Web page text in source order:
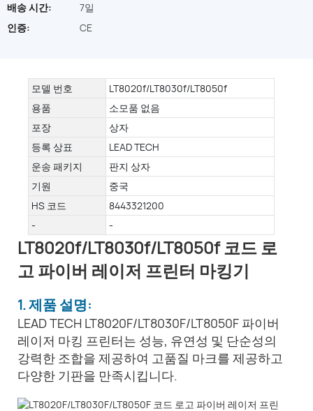
배송 시간:
7일
인증:
CE
모델 번호
LT8020f/LT8030f/LT8050f
용품
소모품 없음
포장
상자
등록 상표
LEAD TECH
운송 패키지
판지 상자
기원
중국
HS 코드
8443321200
-
-
LT8020f/LT8030f/LT8050f 코드 로
고 파이버 레이저 프린터 마킹기
1. 제품 설명:
LEAD TECH LT8020F/LT8030F/LT8050F 파이버
레이저 마킹 프린터는 성능, 유연성 및 단순성의
강력한 조합을 제공하여 고품질 마크를 제공하고
다양한 기판을 만족시킵니다.